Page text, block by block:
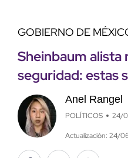
GOBIERNO DE
Sheinbaum alista
seguridad: estas
Anel Rangel
POLÍTICOS 24/
Actualización: 24/